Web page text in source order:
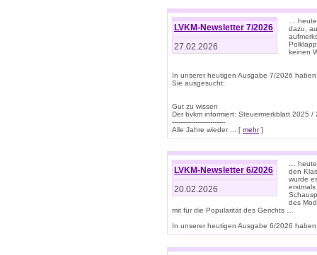
LVKM-Newsletter 7/2026
27.02.2026
…
dazu,
keinen
In unserer heutigen Ausgabe 7/2026
Sie ausgesucht:
Gut zu wissen
Der bvkm informiert: Steuermerkblatt 2025 /
-------------------------
Alle Jahre wieder ... [ mehr]
LVKM-Newsletter 6/2026
20.02.2026
…
den
wurde
des
mit für die Popularität des Gerichts …
In unserer heutigen Ausgabe 6/2026